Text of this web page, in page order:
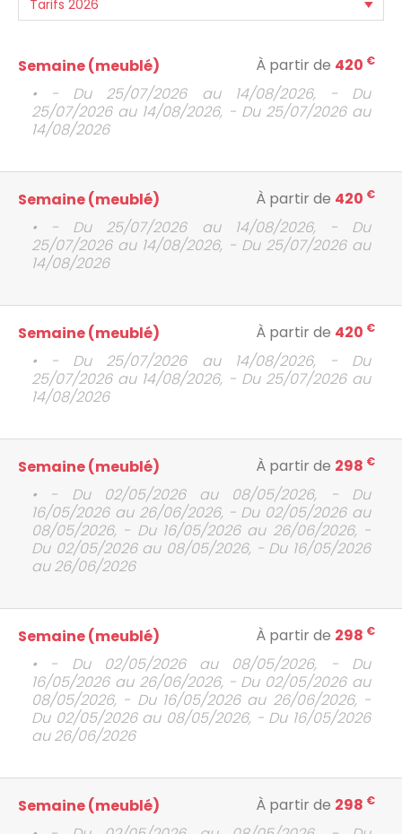
Semaine (meublé) À partir de 420 €
• - Du 25/07/2026 au 14/08/2026, - Du
25/07/2026 au 14/08/2026, - Du 25/07/2026 au
14/08/2026
Semaine (meublé) À partir de 420 €
• - Du 25/07/2026 au 14/08/2026, - Du
25/07/2026 au 14/08/2026, - Du 25/07/2026 au
14/08/2026
Semaine (meublé) À partir de 420 €
• - Du 25/07/2026 au 14/08/2026, - Du
25/07/2026 au 14/08/2026, - Du 25/07/2026 au
14/08/2026
Semaine (meublé) À partir de 298 €
• - Du 02/05/2026 au 08/05/2026, - Du
16/05/2026 au 26/06/2026, - Du 02/05/2026 au
08/05/2026, - Du 16/05/2026 au 26/06/2026, -
Du 02/05/2026 au 08/05/2026, - Du 16/05/2026
au 26/06/2026
Semaine (meublé) À partir de 298 €
• - Du 02/05/2026 au 08/05/2026, - Du
16/05/2026 au 26/06/2026, - Du 02/05/2026 au
08/05/2026, - Du 16/05/2026 au 26/06/2026, -
Du 02/05/2026 au 08/05/2026, - Du 16/05/2026
au 26/06/2026
Semaine (meublé) À partir de 298 €